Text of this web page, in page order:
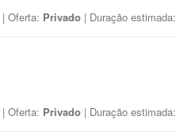
| Oferta: Privado | Duração estimada:
| Oferta: Privado | Duração estimada: